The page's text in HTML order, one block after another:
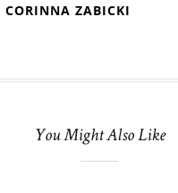
CORINNA ZABICKI
You Might Also Like